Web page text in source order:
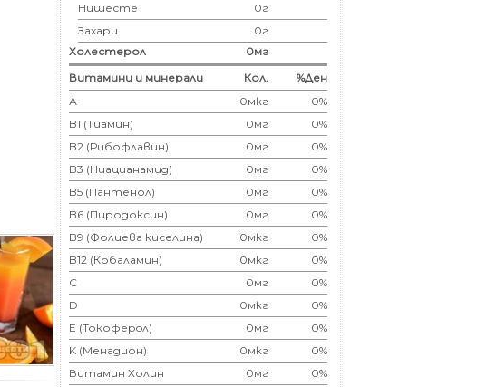
Нишесте
0г
Захари
0г
Холестерол
0мг
Витамини и минерали
Кол.
%Ден
А
0мкг
0%
B1 (Тиамин)
0мг
0%
B2 (Рибофлавин)
0мг
0%
B3 (Ниацианамид)
0мг
0%
B5 (Пантенол)
0мг
0%
B6 (Пиродоксин)
0мг
0%
B9 (Фолиева киселина)
0мкг
0%
B12 (Кобаламин)
0мкг
0%
C
0мг
0%
D
0мкг
0%
E (Токоферoл)
0мг
0%
K (Менадион)
0мкг
0%
Витамин Холин
0мг
0%